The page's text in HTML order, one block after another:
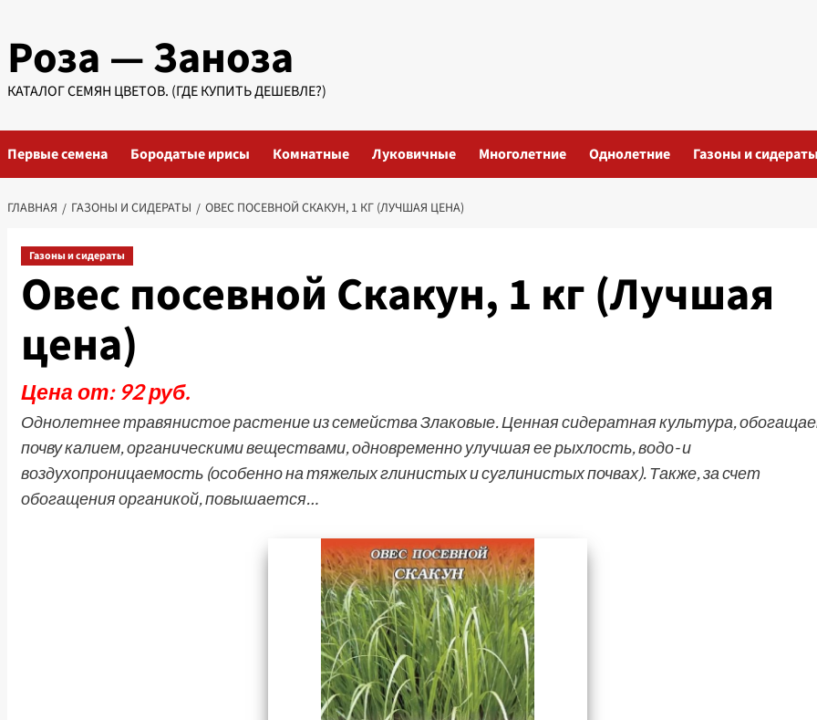
содержимому
Роза — Заноза
КАТАЛОГ СЕМЯН ЦВЕТОВ. (ГДЕ КУПИТЬ ДЕШЕВЛЕ?)
Первые семена Бородатые ирисы Комнатные Луковичные Многолетние Однолетние Газоны и сидераты
ГЛАВНАЯ ГАЗОНЫ И СИДЕРАТЫ ОВЕС ПОСЕВНОЙ СКАКУН, 1 КГ (ЛУЧШАЯ ЦЕНА)
Газоны и сидераты
Овес посевной Скакун, 1 кг (Лучшая
цена)
Цена от: 92 руб.
Однолетнее травянистое растение из семейства Злаковые. Ценная сидератная культура,
почву калием, органическими веществами, одновременно улучшая ее рыхлость, водо- и
воздухопроницаемость (особенно на тяжелых глинистых и суглинистых почвах). Также, за счет
обогащения органикой, повышается…